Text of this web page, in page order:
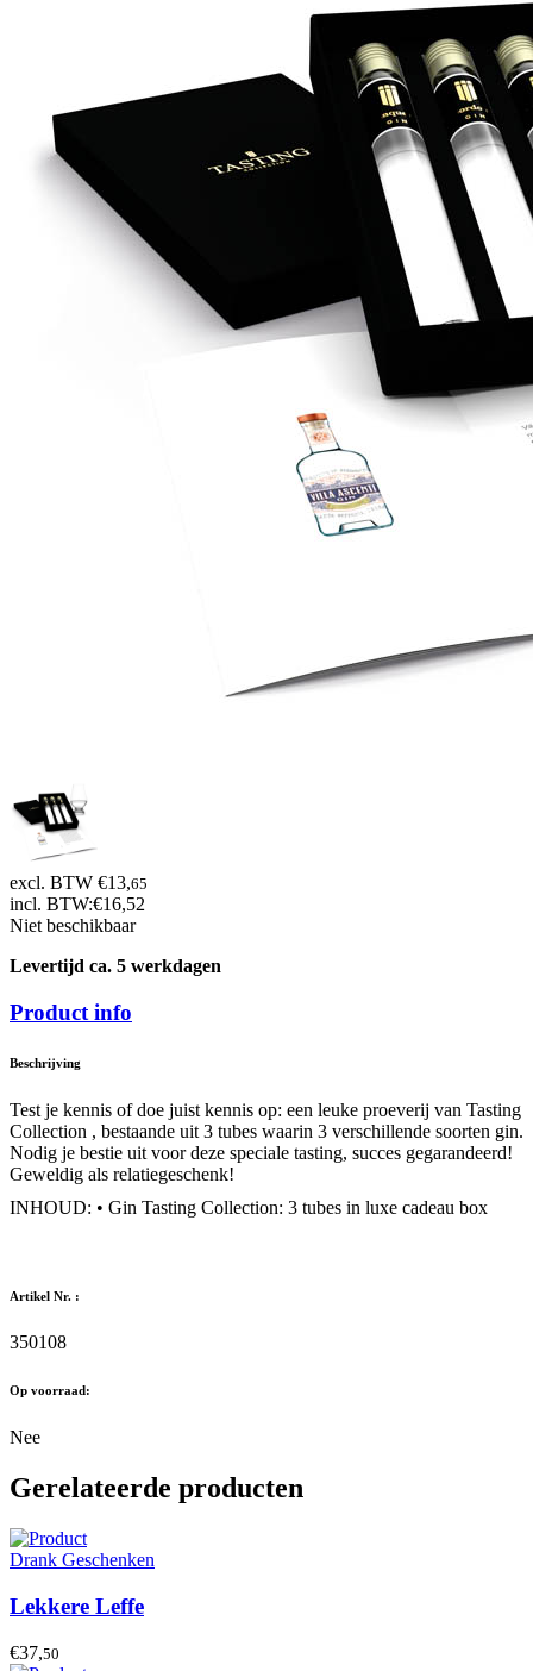
excl. BTW €13,65
incl. BTW:€16,52
Niet beschikbaar
Levertijd ca. 5 werkdagen
Product info
Beschrijving
Test je kennis of doe juist kennis op: een leuke proeverij van Tasting
Collection , bestaande uit 3 tubes waarin 3 verschillende soorten gin.
Nodig je bestie uit voor deze speciale tasting, succes gegarandeerd!
Geweldig als relatiegeschenk!
INHOUD: • Gin Tasting Collection: 3 tubes in luxe cadeau box
Artikel Nr. :
350108
Op voorraad:
Nee
Gerelateerde producten
Drank Geschenken
Lekkere Leffe
€37,50